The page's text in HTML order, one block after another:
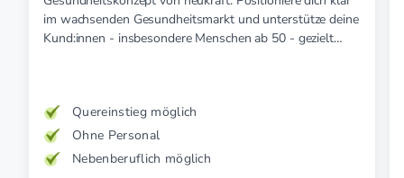
im wachsenden Gesundheitsmarkt und unterstütze deine
Kund:innen - insbesondere Menschen ab 50 - gezielt
Konzept.Quereinstieg möglich
Ohne Personal
Nebenberuflich möglich